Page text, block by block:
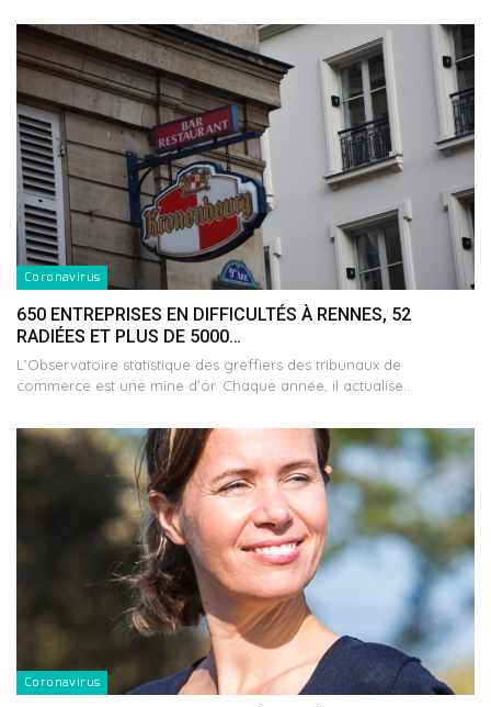
Coronavirus
650 ENTREPRISES EN DIFFICULTÉS À RENNES, 52
RADIÉES ET PLUS DE 5000…
L’Observatoire statistique des greffiers des tribunaux de
commerce est une mine d’or. Chaque année, il actualise…
Coronavirus